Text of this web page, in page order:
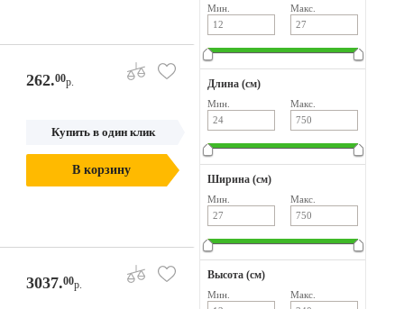
262.00р.
Купить в один клик
В корзину
3037.00р.
Мин. Макс.
Длина (см)
Мин. Макс.
Ширина (см)
Мин. Макс.
Высота (см)
Мин. Макс.